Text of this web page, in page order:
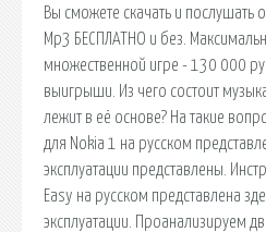
Вы сможете скачать и послушать
Mp3 БЕСПЛАТНО и без.
множественной игре - 130 000
выигрыши. Из чего состоит
лежит в её основе? На такие
для Nokia 1 на русском
эксплуатации представлены.
Easy на русском представлена
эксплуатации. Проанализируем